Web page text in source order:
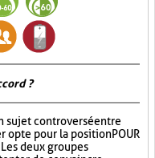
?
sujet controversé entre
pour la position POUR
deux groupes